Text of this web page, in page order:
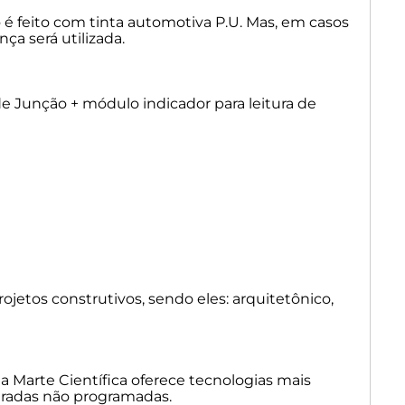
porém com placa digitalizadora que transforma
gerenciador de pesagem, ampliando controle e
mantendo ótimo custo.
feito com tinta automotiva P.U. Mas, em casos
será utilizada.
Junção + módulo indicador para leitura de
construtivos, sendo eles: arquitetônico,
Marte Científica oferece tecnologias mais
não programadas.